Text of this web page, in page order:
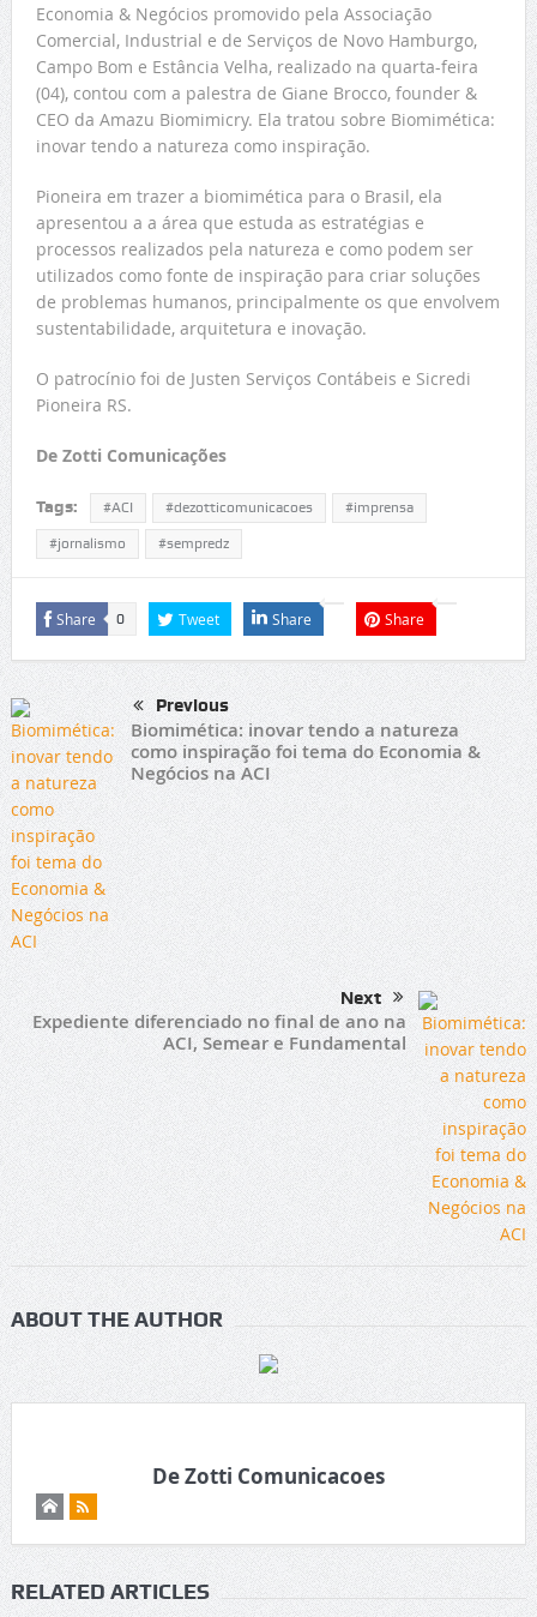
Economia & Negócios promovido pela Associação
Comercial, Industrial e de Serviços de Novo Hamburgo,
Campo Bom e Estância Velha, realizado na quarta-feira
(04), contou com a palestra de Giane Brocco, founder &
CEO da Amazu Biomimicry. Ela tratou sobre Biomimética:
inovar tendo a natureza como inspiração.
Pioneira em trazer a biomimética para o Brasil, ela
apresentou a a área que estuda as estratégias e
processos realizados pela natureza e como podem ser
utilizados como fonte de inspiração para criar soluções
de problemas humanos, principalmente os que envolvem
sustentabilidade, arquitetura e inovação.
O patrocínio foi de Justen Serviços Contábeis e Sicredi
Pioneira RS.
De Zotti Comunicações
Tags: #ACI #dezotticomunicacoes #imprensa
#jornalismo #sempredz
Share 0 Tweet Share Share
Previous
Biomimética: inovar tendo a natureza
como inspiração foi tema do Economia &
Negócios na ACI
Next
Expediente diferenciado no final de ano na
ACI, Semear e Fundamental
ABOUT THE AUTHOR
De Zotti Comunicacoes
RELATED ARTICLES